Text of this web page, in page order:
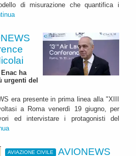
di misurazione che quantifica i
ha
urgenti del
era presente in prima linea alla "XIII
a Roma venerdì 19 giugno, per
ed intervistare i protagonisti del
AVIAZIONE CIVILE AVIONEWS